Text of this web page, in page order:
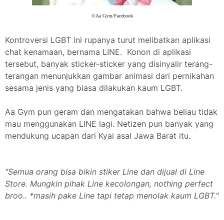
©Aa Gym/Facebook
Kontroversi LGBT ini rupanya turut melibatkan aplikasi
chat kenamaan, bernama LINE. Konon di aplikasi
tersebut, banyak sticker-sticker yang disinyalir terang-
terangan menunjukkan gambar animasi dari pernikahan
sesama jenis yang biasa dilakukan kaum LGBT.
Aa Gym pun geram dan mengatakan bahwa beliau tidak
mau menggunakan LINE lagi. Netizen pun banyak yang
mendukung ucapan dari Kyai asal Jawa Barat itu.
"Semua orang bisa bikin stiker Line dan dijual di Line
Store. Mungkin pihak Line kecolongan, nothing perfect
broo.. *masih pake Line tapi tetap menolak kaum LGBT."